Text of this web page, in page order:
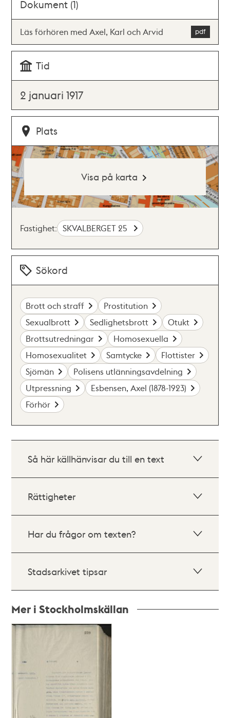
Dokument (1)
Läs förhören med Axel, Karl och Arvid
Tid
2 januari 1917
Plats
Visa på karta
Fastighet: SKVALBERGET 25
Sökord
Brott och straff
Prostitution
Sexualbrott
Sedlighetsbrott
Otukt
Brottsutredningar
Homosexuella
Homosexualitet
Samtycke
Flottister
Sjömän
Polisens utlänningsavdelning
Utpressning
Esbensen, Axel (1878-1923)
Förhör
Så här källhänvisar du till en text
Rättigheter
Har du frågor om texten?
Stadsarkivet tipsar
Mer i Stockholmskällan
Relaterade
teman